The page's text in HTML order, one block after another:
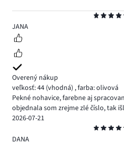
5
JANA
Overený nákup
veľkosť: 44 (vhodná) ,farba: olivová
Pekné nohavice, farebne aj
objednala som zrejme zlé číslo, tak
2026-07-21
5
DANA